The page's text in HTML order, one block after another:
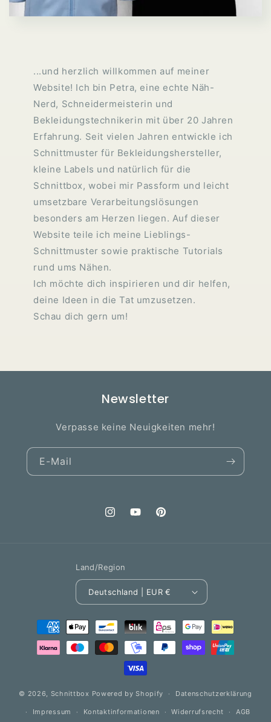
...und herzlich willkommen auf meiner
Website! Ich bin Petra, eine echte Näh-
Nerd, Schneidermeisterin und
Bekleidungstechnikerin mit über 20 Jahren
Erfahrung. Seit vielen Jahren entwickle ich
Schnittmuster für Bekleidungshersteller,
kleine Labels und natürlich für die
Schnittbox, wobei mir Passform und leicht
umsetzbare Verarbeitungslösungen
besonders am Herzen liegen. Auf dieser
Website teile ich meine Lieblings-
Schnittmuster sowie praktische Tutorials
rund ums Nähen.
Ich möchte dich inspirieren und dir helfen,
deine Ideen in die Tat umzusetzen.
Schau dich gern um!
Newsletter
Verpasse keine Neuigkeiten mehr!
E-Mail
InstagramYouTubePinterest
Land/Region
Deutschland | EUR €
Zahlungsmethoden
© 2026, Schnittbox Powered by Shopify Datenschutzerklärung
Impressum Kontaktinformationen Widerrufsrecht AGB